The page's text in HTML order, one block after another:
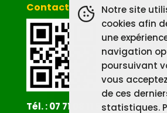
Contacter Titipizz
Tél. : 07 71 08 11 58
Notre site
cookies afin
une
navigation
poursuivant
vous
de ces
statistiques.